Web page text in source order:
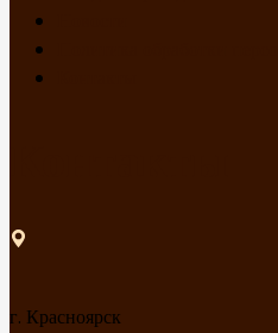
г. Красноярск